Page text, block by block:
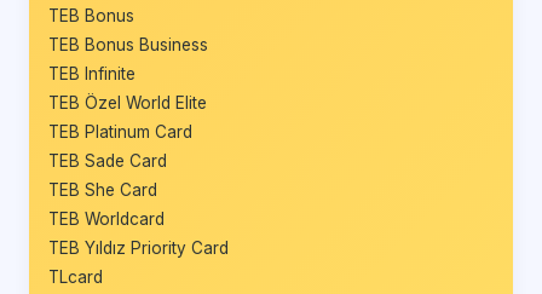
TEB Bonus
TEB Bonus Business
TEB Infinite
TEB Özel World Elite
TEB Platinum Card
TEB Sade Card
TEB She Card
TEB Worldcard
TEB Yıldız Priority Card
TLcard